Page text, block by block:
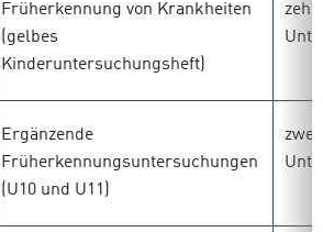
Früherkennung von Krankheiten
(gelbes
Kinderuntersuchungsheft)
zehn
Ergänzende
Früherkennungsuntersuchungen
(U10 und U11)
zwei